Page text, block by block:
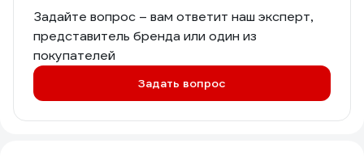
Задайте вопрос – вам ответит наш эксперт,
представитель бренда или один из
покупателей
Задать вопрос